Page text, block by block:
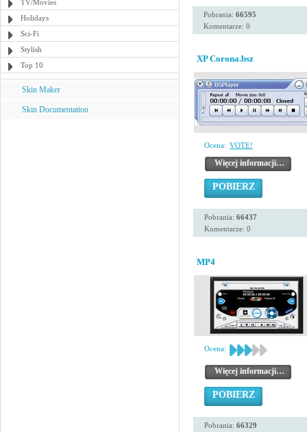
TV/Movies
Holidays
Sci-Fi
Stylish
Top 10
Skin Maker
Skin Documentation
Pobrania: 66595
Komentarze: 0
XP Corona.bsz
Ocena: VOTE!
Więcej informacji…
POBIERZ
Pobrania: 66437
Komentarze: 0
MP4
Ocena:
Więcej informacji…
POBIERZ
Pobrania: 66329